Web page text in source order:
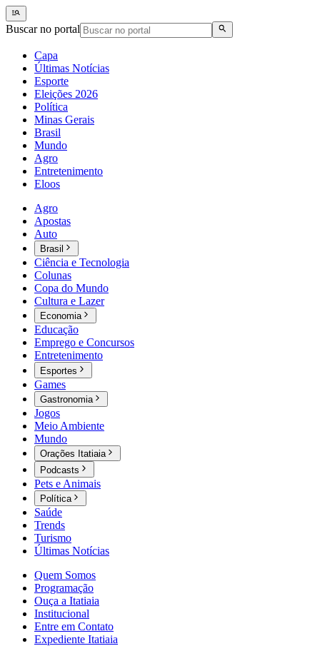
Buscar no portal
Capa
Últimas Notícias
Esporte
Eleições 2026
Política
Minas Gerais
Brasil
Mundo
Agro
Entretenimento
Eloos
Agro
Apostas
Auto
Brasil
Ciência e Tecnologia
Colunas
Copa do Mundo
Cultura e Lazer
Economia
Educação
Emprego e Concursos
Entretenimento
Esportes
Games
Gastronomia
Jogos
Meio Ambiente
Mundo
Orações Itatiaia
Podcasts
Pets e Animais
Política
Saúde
Trends
Turismo
Últimas Notícias
Quem Somos
Programação
Ouça a Itatiaia
Institucional
Entre em Contato
Expediente Itatiaia